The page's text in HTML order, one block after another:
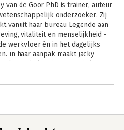
van de Goor PhD is trainer, auteur
onderzoeker. Zij
vanuit haar bureau Legende aan
vitaliteit en menselijkheid -
werkvloer én in het dagelijks
In haar aanpak maakt Jacky
promoveerde zij aan het
van diverse boeken op het
Jacky van de